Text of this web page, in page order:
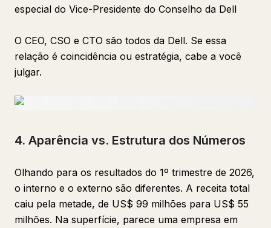
especial do Vice-Presidente do Conselho da Dell
O CEO, CSO e CTO são todos da Dell. Se essa
relação é coincidência ou estratégia, cabe a você
julgar.
4. Aparência vs. Estrutura dos Números
Olhando para os resultados do 1º trimestre de 2026,
o interno e o externo são diferentes. A receita total
caiu pela metade, de US$ 99 milhões para US$ 55
milhões. Na superfície, parece uma empresa em